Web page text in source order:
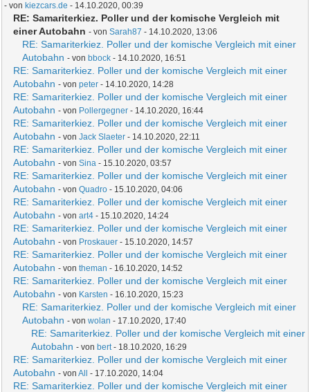
- von kiezcars.de - 14.10.2020, 00:39
RE: Samariterkiez. Poller und der komische Vergleich mit
einer Autobahn - vonSarah87 - 14.10.2020, 13:06
RE: Samariterkiez. Poller und der komische Vergleich mit einer
Autobahn - von bbock - 14.10.2020, 16:51
RE: Samariterkiez. Poller und der komische Vergleich mit einer
Autobahn - vonpeter - 14.10.2020, 14:28
RE: Samariterkiez. Poller und der komische Vergleich mit einer
Autobahn - von Pollergegner - 14.10.2020, 16:44
RE: Samariterkiez. Poller und der komische Vergleich mit einer
Autobahn - vonJack Slaeter - 14.10.2020, 22:11
RE: Samariterkiez. Poller und der komische Vergleich mit einer
Autobahn - vonSina - 15.10.2020, 03:57
RE: Samariterkiez. Poller und der komische Vergleich mit einer
Autobahn - vonQuadro - 15.10.2020, 04:06
RE: Samariterkiez. Poller und der komische Vergleich mit einer
Autobahn - vonart4 - 15.10.2020, 14:24
RE: Samariterkiez. Poller und der komische Vergleich mit einer
Autobahn - von Proskauer - 15.10.2020, 14:57
RE: Samariterkiez. Poller und der komische Vergleich mit einer
Autobahn - vontheman - 16.10.2020, 14:52
RE: Samariterkiez. Poller und der komische Vergleich mit einer
Autobahn - von Karsten - 16.10.2020, 15:23
RE: Samariterkiez. Poller und der komische Vergleich mit einer
Autobahn - vonwolan - 17.10.2020, 17:40
RE: Samariterkiez. Poller und der komische Vergleich mit einer
Autobahn - von bert- 18.10.2020, 16:29
RE: Samariterkiez. Poller und der komische Vergleich mit einer
Autobahn - vonAll - 17.10.2020, 14:04
RE: Samariterkiez. Poller und der komische Vergleich mit einer